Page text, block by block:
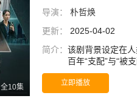
全10集
导演：
朴哲焕
更新：
2025-04-02
简介： 该剧背景设定在
百年“支配”与“被
期，企业内外陆续
立即播放